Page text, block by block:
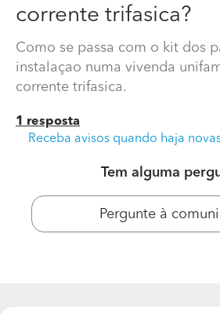
Como se passa com o kit dos
numa vivenda unifamiliar com
corrente trifasica?
Como se passa com o kit dos
instalaçao numa vivenda
corrente trifasica.
1 resposta
Receba avisos quando haja
Tem alguma
Pergunte à